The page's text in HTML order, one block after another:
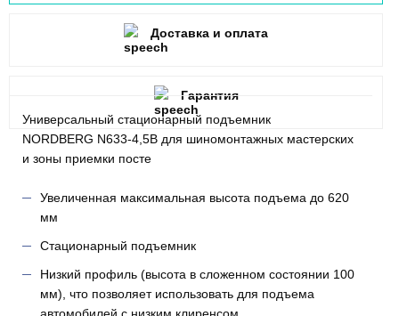
Универсальный стационарный подъемник
NORDBERG N633-4,5B для шиномонтажных мастерских
и зоны приемки посте
Увеличенная максимальная высота подъема до 620
мм
Стационарный подъемник
Низкий профиль (высота в сложенном состоянии 100
мм), что позволяет использовать для подъема
автомобилей с низким клиренсом.
Доставка и оплата
Гарантия